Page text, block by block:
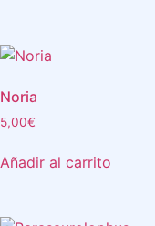
Noria
5,00€
Añadir al carrito